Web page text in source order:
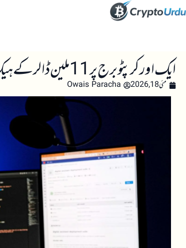
ایک اور کرپٹو برج پر 11 ملین ڈالر کے ہیک کا حملہ
مئی 18, 2026 Owais Paracha